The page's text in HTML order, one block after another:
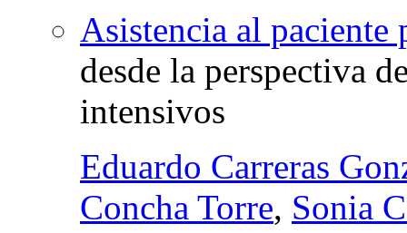
Asistencia al paciente
desde la perspectiva
intensivos
Eduardo Carreras
Concha Torre, Sonia